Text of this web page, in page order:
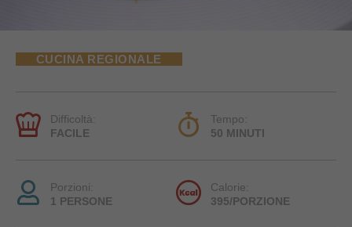
CUCINA REGIONALE
Difficoltà:
FACILE
Tempo:
50 MINUTI
Porzioni:
1 PERSONE
Calorie:
395/PORZIONE